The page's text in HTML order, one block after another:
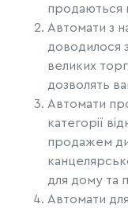
продаються
Автомати з
доводилося
великих
дозволять
Автомати
категорії
продажем
для дому та
Автомати